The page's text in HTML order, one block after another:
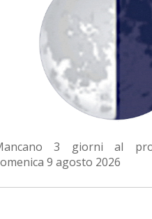
3 giorni al
9 agosto 2026